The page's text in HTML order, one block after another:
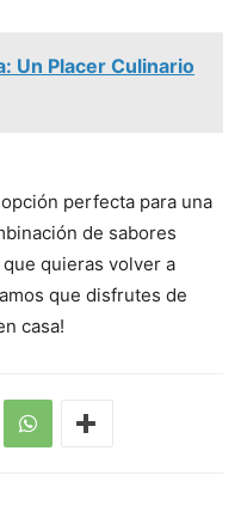
Un Placer Culinario
perfecta para una
de sabores
quieras volver a
que disfrutes de
casa!